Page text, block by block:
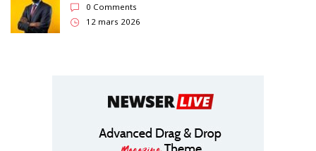
0 Comments
12 mars 2026